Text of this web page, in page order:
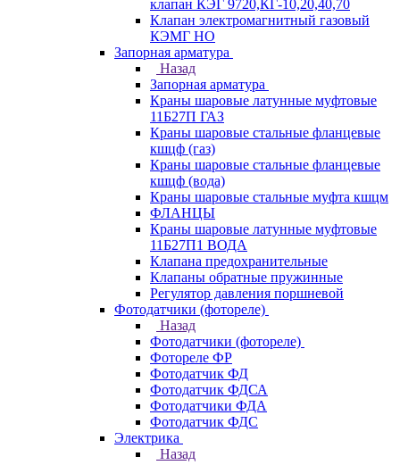
клапан КЭГ 9720,КГ-10,20,40,70
Клапан электромагнитный газовый
КЭМГ НО
Запорная арматура
Назад
Запорная арматура
Краны шаровые латунные муфтовые
11Б27П ГАЗ
Краны шаровые стальные фланцевые
кшцф (газ)
Краны шаровые стальные фланцевые
кшцф (вода)
Краны шаровые стальные муфта кшцм
ФЛАНЦЫ
Краны шаровые латунные муфтовые
11Б27П1 ВОДА
Клапана предохранительные
Клапаны обратные пружинные
Регулятор давления поршневой
Фотодатчики (фотореле)
Назад
Фотодатчики (фотореле)
Фотореле ФР
Фотодатчик ФД
Фотодатчик ФДСА
Фотодатчики ФДА
Фотодатчик ФДС
Электрика
Назад